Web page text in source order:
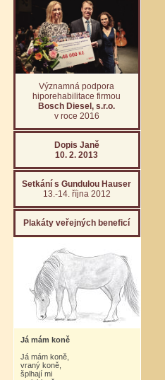
Významná podpora
hiporehabilitace firmou
Bosch Diesel, s.r.o.
v roce 2016
Dopis Janě
10. 2. 2013
Setkání s Gundulou Hauser
13.-14. října 2012
Plakáty veřejných beneficí
Já mám koně
Já mám koně,
vraný koně,
šplhají mi